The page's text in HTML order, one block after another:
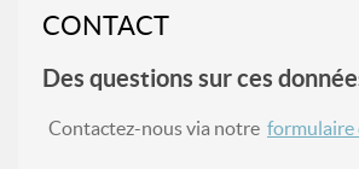
CONTACT
Des questions sur ces
Contactez-nous via notre formulaire